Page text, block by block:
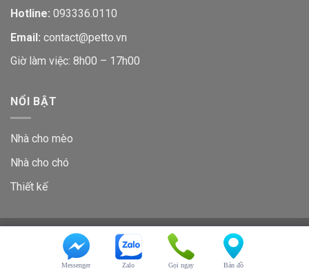
Hotline: 093336.0110
Email: contact@petto.vn
Giờ làm việc: 8h00 – 17h00
NỔI BẬT
Nhà cho mèo
Nhà cho chó
Thiết kế
GIỚI THIỆU LIÊN HỆ
Copyright 2026 ©Petto
Bản đồ
Gọi ngay
Zalo
Messenger